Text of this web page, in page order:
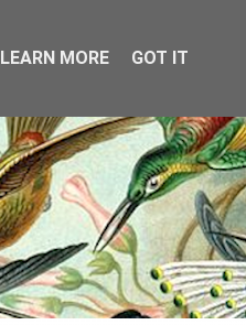
LEARN MORE GOT IT